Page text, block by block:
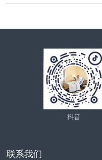
抖音
联系我们